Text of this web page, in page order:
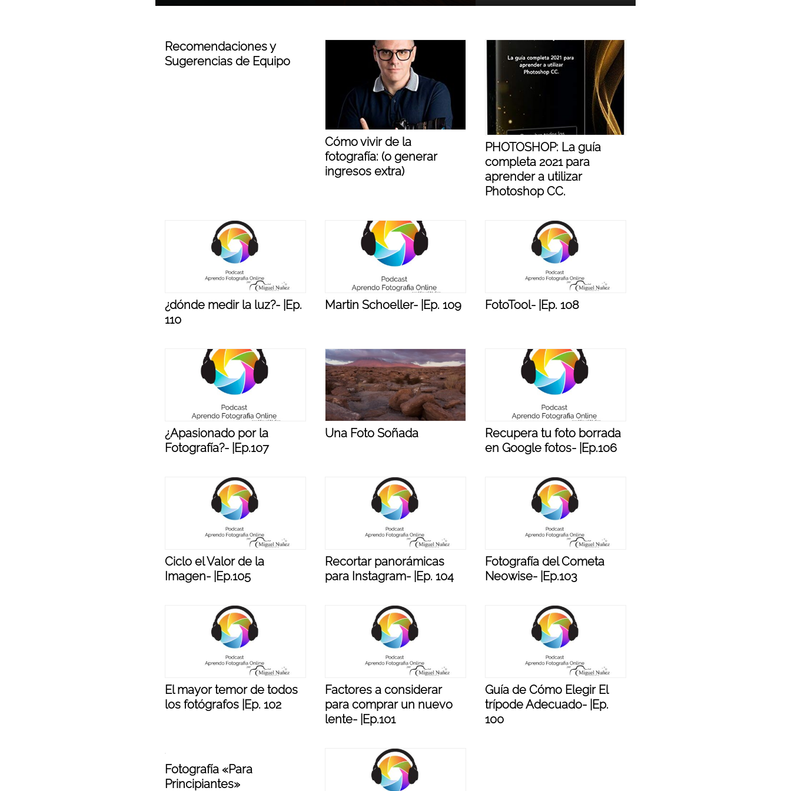
Recomendaciones y
Sugerencias de Equipo
Cómo vivir de la
fotografía: (o generar
ingresos extra)
PHOTOSHOP: La guía
completa 2021 para
aprender a utilizar
Photoshop CC.
¿dónde medir la luz?- |Ep.
110
Martin Schoeller- |Ep. 109 FotoTool- |Ep. 108
¿Apasionado por la
Fotografía?- |Ep.107
Una Foto Soñada
Recupera tu foto borrada
en Google fotos- |Ep.106
Ciclo el Valor de la
Imagen- |Ep.105
Recortar panorámicas
para Instagram- |Ep. 104
Fotografía del Cometa
Neowise- |Ep.103
El mayor temor de todos
los fotógrafos |Ep. 102
Factores a considerar
para comprar un nuevo
lente- |Ep.101
Guía de Cómo Elegir El
trípode Adecuado- |Ep.
100
Fotografía «Para
Principiantes»